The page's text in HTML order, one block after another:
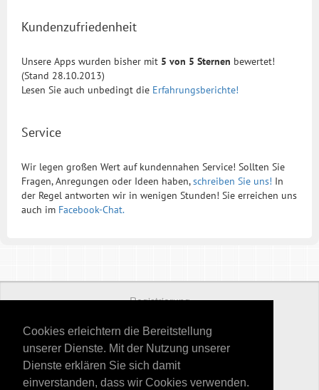
Cookies erleichtern die Bereitstellung
unserer Dienste. Mit der Nutzung unserer
Dienste erklären Sie sich damit
einverstanden, dass wir Cookies verwenden.
Kundenzufriedenheit
Unsere Apps wurden bisher mit 5 von 5 Sternen bewertet!
(Stand 28.10.2013)
Lesen Sie auch unbedingt die Erfahrungsberichte!
Service
Wir legen großen Wert auf kundennahen Service! Sollten Sie
Fragen, Anregungen oder Ideen haben,schreiben Sie uns! In
der Regel antworten wir in wenigen Stunden! Sie erreichen uns
auch im Facebook-Chat.
Registrierung
Preise
Kontakt
Datenschutz